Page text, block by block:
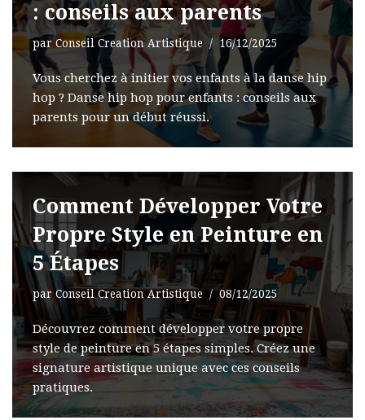
: conseils aux parents
par Conseil Creation Artistique 16/12/2025
Vous cherchez à initier vos enfants à la danse hip
hop ? Danse hip hop pour enfants : conseils aux
parents pour un début réussi.
Comment Développer Votre
Propre Style en Peinture en
5 Étapes
parConseil Creation Artistique 08/12/2025
Découvrez comment développer votre propre
style de peinture en 5 étapes simples. Créez une
signature artistique unique avec ces conseils
pratiques.